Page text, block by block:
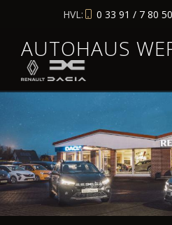
HVL: 0 33 91 / 7 80 50
AUTOHAUS